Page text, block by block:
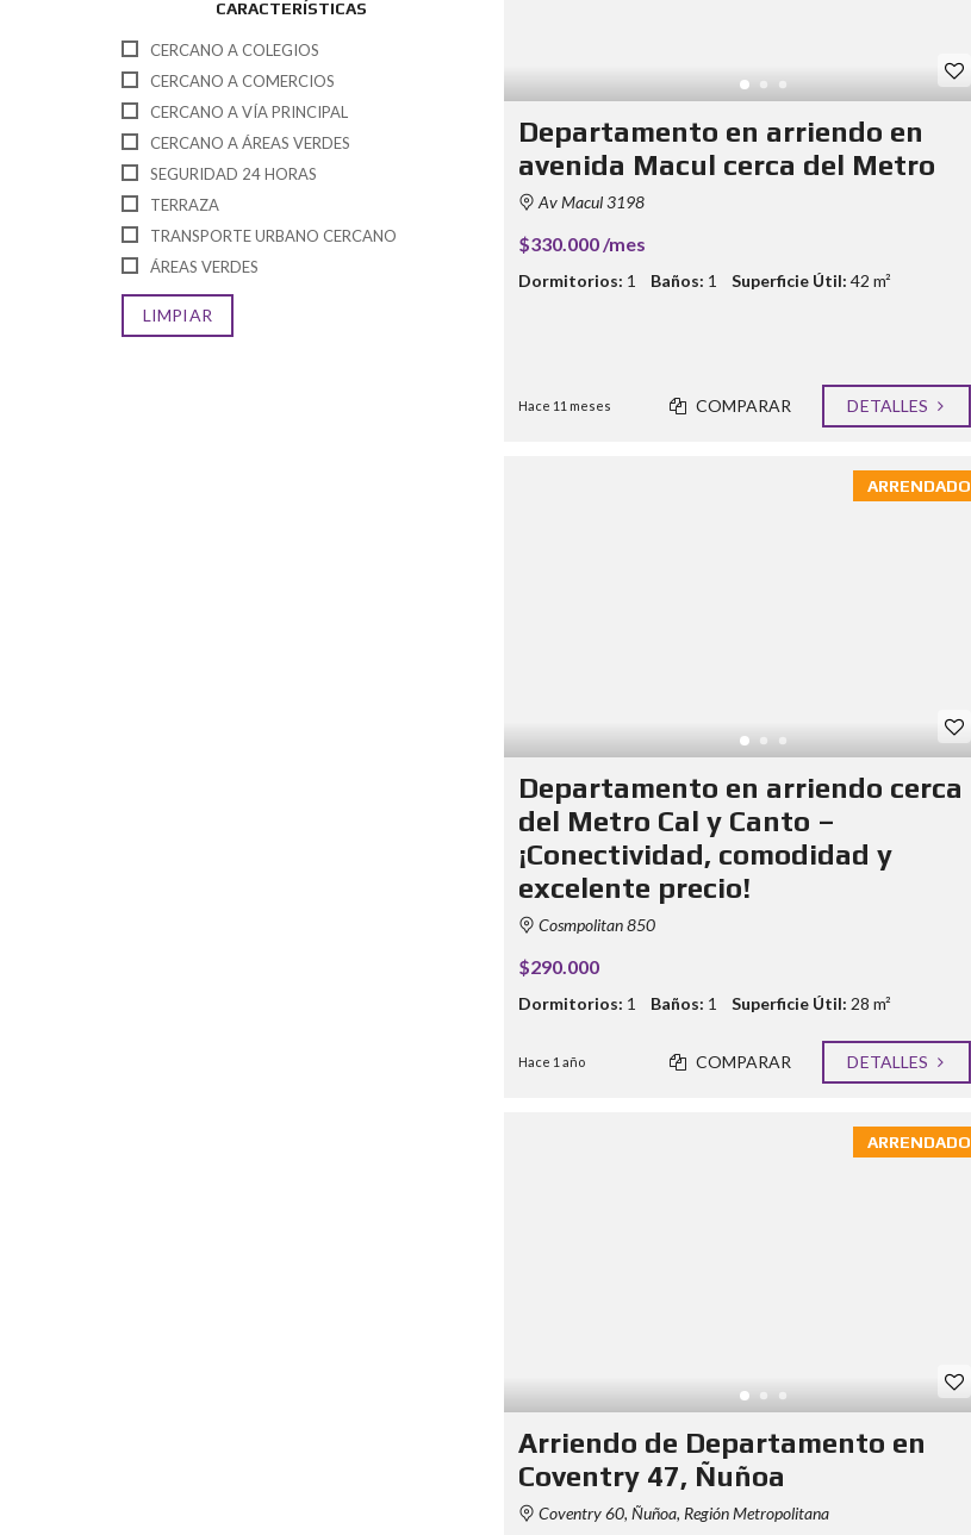
CARACTERÍSTICAS
CERCANO A COLEGIOS
CERCANO A COMERCIOS
CERCANO A VÍA PRINCIPAL
CERCANO A ÁREAS VERDES
SEGURIDAD 24 HORAS
TERRAZA
TRANSPORTE URBANO CERCANO
ÁREAS VERDES
LIMPIAR
Departamento en arriendo en
avenida Macul cerca del Metro
Av Macul 3198
$330.000 /mes
Dormitorios: 1 Baños: 1 Superficie Útil: 42 m²
Hace 11 meses COMPARAR DETALLES
ARRENDADO
Departamento en arriendo cerca
del Metro Cal y Canto –
¡Conectividad, comodidad y
excelente precio!
Cosmpolitan 850
$290.000
Dormitorios: 1 Baños: 1 Superficie Útil: 28 m²
Hace 1 año COMPARAR DETALLES
ARRENDADO
Arriendo de Departamento en
Coventry 47, Ñuñoa
Coventry 60, Ñuñoa, Región Metropolitana